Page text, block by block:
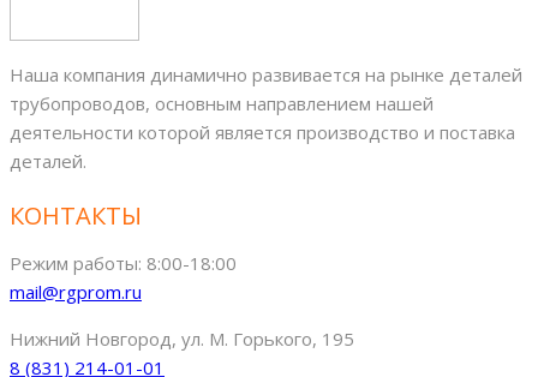
Наша компания динамично развивается на рынке деталей
трубопроводов, основным направлением нашей
деятельности которой является производство и поставка
деталей.
КОНТАКТЫ
Режим работы: 8:00-18:00
mail@rgprom.ru
Нижний Новгород, ул. М. Горького, 195
8 (831) 214-01-01